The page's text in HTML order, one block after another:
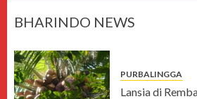
BHARINDO NEWS
PURBALINGGA
Lansia di